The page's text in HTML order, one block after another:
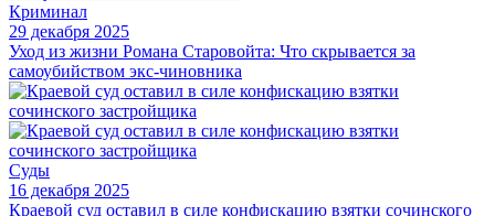
Криминал
29 декабря 2025
Уход из жизни Романа Старовойта: Что скрывается за
самоубийством экс-чиновника
Суды
16 декабря 2025
Краевой суд оставил в силе конфискацию взятки сочинского